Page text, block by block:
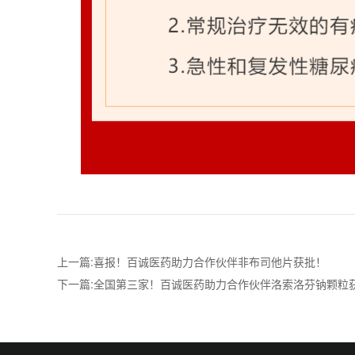
上一篇:喜报！百诚医药助力合作伙伴非布司他片获批！
下一篇:全国第三家！百诚医药助力合作伙伴洛索洛芬钠颗粒